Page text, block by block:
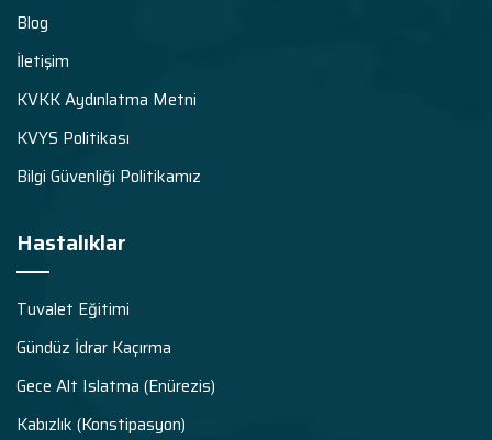
Blog
İletişim
KVKK Aydınlatma Metni
KVYS Politikası
Bilgi Güvenliği Politikamız
Hastalıklar
Tuvalet Eğitimi
Gündüz İdrar Kaçırma
Gece Alt Islatma (Enürezis)
Kabızlık (Konstipasyon)